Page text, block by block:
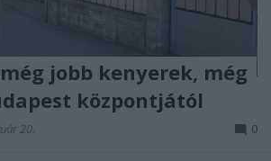
jobb kenyerek, még
központjától
20. 0